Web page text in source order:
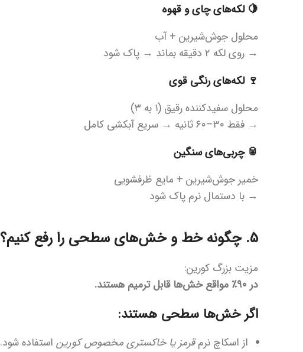
🍋 لکه‌های چای و قهوه
محلول جوش‌شیرین + آب
→ روی لکه ۲ دقیقه بماند → پاک شود
🍷 لکه‌های رنگی قوی
محلول سفیدکننده رقیق (۱ به ۳)
→ فقط ۳۰–۶۰ ثانیه → سریع آبکشی کامل
🥫 چربی‌های سنگین
خمیر جوش‌شیرین + مایع ظرفشویی
→ با دستمال نرم پاک شود
5. چگونه خط و خش‌های سطحی را رفع کنیم؟
مزیت بزرگ کورین:
در ۹۰٪ مواقع خش‌ها قابل ترمیم هستند.
اگر خش‌ها سطحی هستند:
از اسکاچ نرمقرمز یا خاکستری مخصوص کورین استفاده شود.